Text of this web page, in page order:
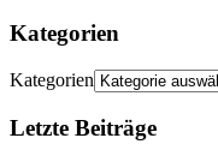
Kategorien
Kategorien
Letzte Beiträge